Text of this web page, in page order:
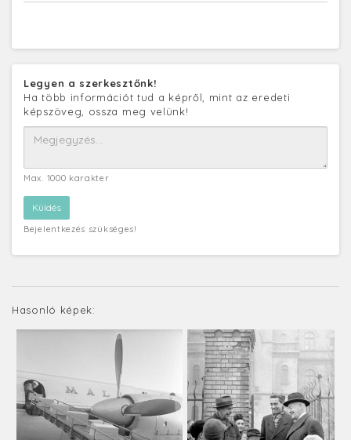
Legyen a szerkesztőnk!
Ha több információt tud a képről, mint az eredeti
képszöveg, ossza meg velünk!
Max. 1000 karakter
Bejelentkezés szükséges!
Hasonló képek: